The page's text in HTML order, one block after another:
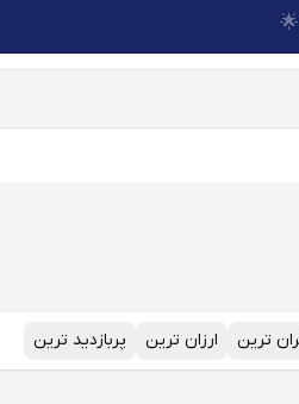
ترین ارزان ترین پربازدید ترین